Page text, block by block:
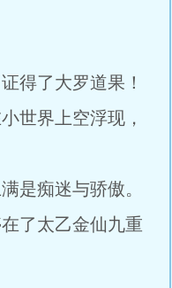
得了大罗道果！
世界上空浮现，
是痴迷与骄傲。
了太乙金仙九重